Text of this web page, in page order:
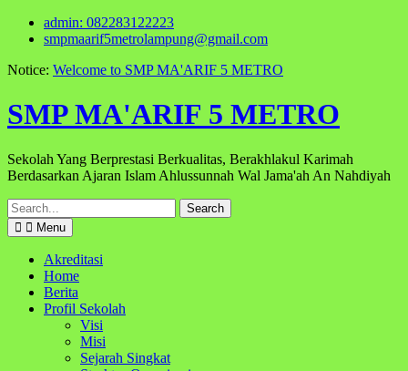
Skip
admin: 082283122223
smpmaarif5metrolampung@gmail.com
Notice: Welcome to SMP MA'ARIF 5 METRO
SMP MA'ARIF 5 METRO
Sekolah Yang Berprestasi Berkualitas, Berakhlakul Karimah
Berdasarkan Ajaran Islam Ahlussunnah Wal Jama'ah An Nahdiyah
Search
for:
Menu
Akreditasi
Home
Berita
Profil Sekolah
Visi
Misi
Sejarah Singkat